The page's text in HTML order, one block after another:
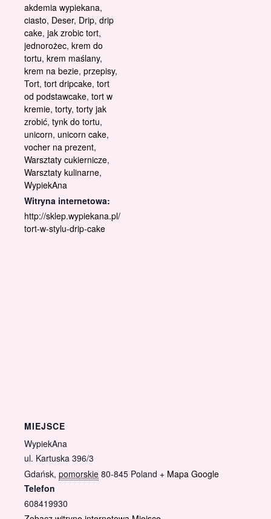
akdemia wypiekana,
ciasto, Deser, Drip, drip
cake, jak zrobic tort,
jednorożec, krem do
tortu, krem maślany,
krem na bezie, przepisy,
Tort, tort dripcake, tort
od podstawcake, tort w
kremie, torty, torty jak
zrobić, tynk do tortu,
unicorn, unicorn cake,
vocher na prezent,
Warsztaty cukiernicze,
Warsztaty kulinarne,
WypiekAna
Witryna internetowa:
http://sklep.wypiekana.pl/
tort-w-stylu-drip-cake
MIEJSCE
WypiekAna
ul. Kartuska 396/3
Gdańsk, pomorskie 80-845 Poland + Mapa Google
Telefon
608419930